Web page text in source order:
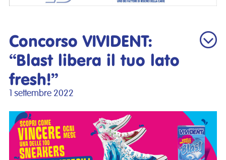
Concorso VIVIDENT:
“Blast libera il tuo lato
fresh!”
1 settembre 2022